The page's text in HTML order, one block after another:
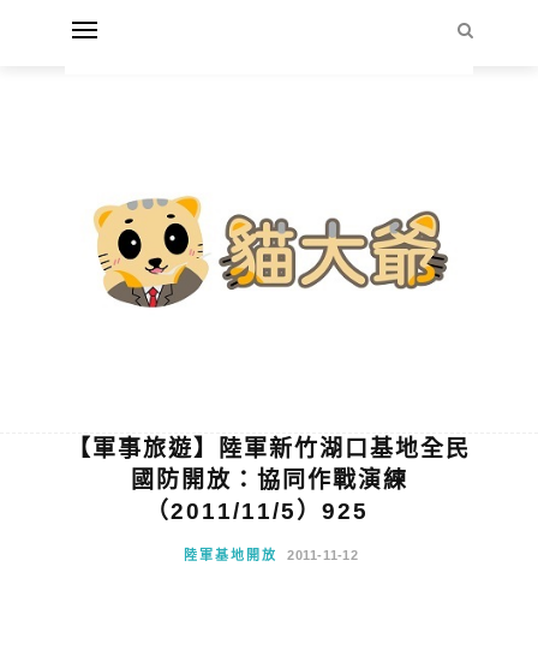
【軍事旅遊】陸軍新竹湖口基地全民
國防開放：協同作戰演練
（2011/11/5）925
陸軍基地開放 2011-11-12